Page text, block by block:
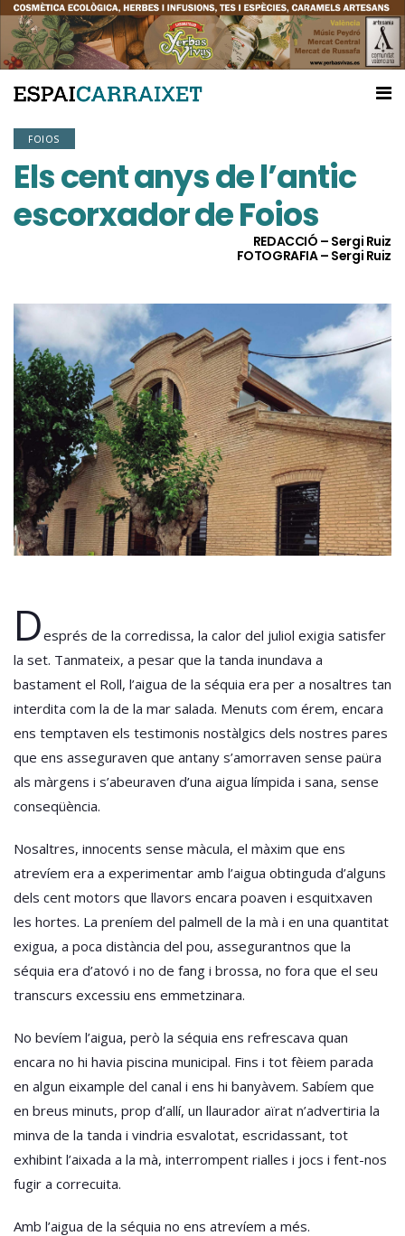
FOIOS
Els cent anys de l’antic
escorxador de Foios
REDACCIÓ – Sergi Ruiz
FOTOGRAFIA – Sergi Ruiz
Després de la corredissa, la calor del juliol exigia satisfer
la set. Tanmateix, a pesar que la tanda inundava a
bastament el Roll, l’aigua de la séquia era per a nosaltres tan
interdita com la de la mar salada. Menuts com érem, encara
ens temptaven els testimonis nostàlgics dels nostres pares
que ens asseguraven que antany s’amorraven sense paüra
als màrgens i s’abeuraven d’una aigua límpida i sana, sense
conseqüència.
Nosaltres, innocents sense màcula, el màxim que ens
atrevíem era a experimentar amb l’aigua obtinguda d’alguns
dels cent motors que llavors encara poaven i esquitxaven
les hortes. La preníem del palmell de la mà i en una quantitat
exigua, a poca distància del pou, assegurantnos que la
séquia era d’atovó i no de fang i brossa, no fora que el seu
transcurs excessiu ens emmetzinara.
No bevíem l’aigua, però la séquia ens refrescava quan
encara no hi havia piscina municipal. Fins i tot fèiem parada
en algun eixample del canal i ens hi banyàvem. Sabíem que
en breus minuts, prop d’allí, un llaurador aïrat n’advertiria la
minva de la tanda i vindria esvalotat, escridassant, tot
exhibint l’aixada a la mà, interrompent rialles i jocs i fent-nos
fugir a correcuita.
Amb l’aigua de la séquia no ens atrevíem a més.